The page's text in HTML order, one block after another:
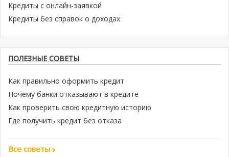
Кредиты с онлайн-заявкой
Кредиты без справок о доходах
ПОЛЕЗНЫЕ СОВЕТЫ
Как правильно оформить кредит
Почему банки отказывают в кредите
Как проверить свою кредитную историю
Где получить кредит без отказа
Все советы